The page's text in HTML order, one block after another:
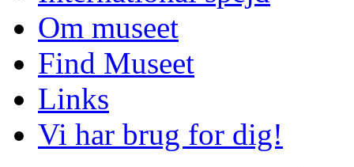
Om museet
Find Museet
Links
Vi har brug for dig!